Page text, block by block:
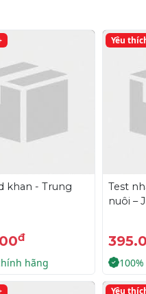
khan - Trung
đ
hãng
Yêu
Test
nuôi –
Yêu